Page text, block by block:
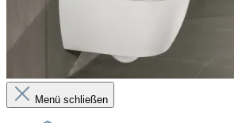
Menü schließen